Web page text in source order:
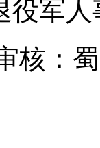
役军
核：